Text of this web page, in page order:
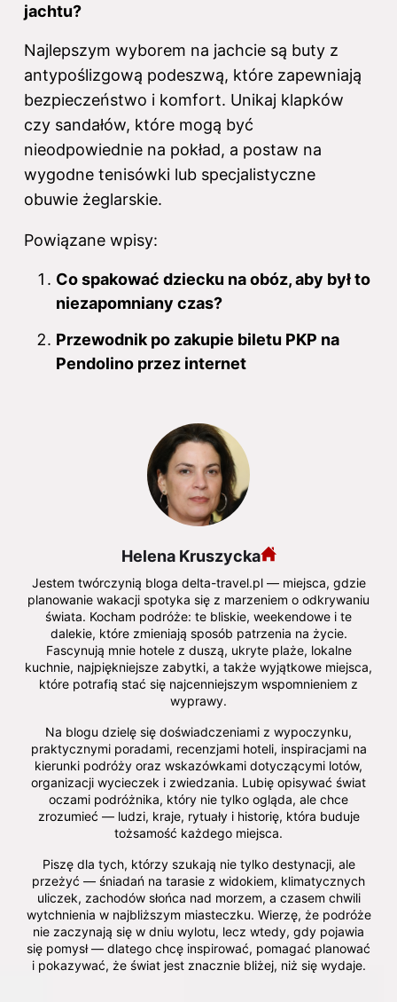
jachtu?
Najlepszym wyborem na jachcie są buty z
antypoślizgową podeszwą, które zapewniają
bezpieczeństwo i komfort. Unikaj klapków
czy sandałów, które mogą być
nieodpowiednie na pokład, a postaw na
wygodne tenisówki lub specjalistyczne
obuwie żeglarskie.
Powiązane wpisy:
Co spakować dziecku na obóz, aby był to
niezapomniany czas?
Przewodnik po zakupie biletu PKP na
Pendolino przez internet
Helena Kruszycka
Jestem twórczynią bloga delta-travel.pl — miejsca, gdzie
planowanie wakacji spotyka się z marzeniem o odkrywaniu
świata. Kocham podróże: te bliskie, weekendowe i te
dalekie, które zmieniają sposób patrzenia na życie.
Fascynują mnie hotele z duszą, ukryte plaże, lokalne
kuchnie, najpiękniejsze zabytki, a także wyjątkowe miejsca,
które potrafią stać się najcenniejszym wspomnieniem z
wyprawy.
Na blogu dzielę się doświadczeniami z wypoczynku,
praktycznymi poradami, recenzjami hoteli, inspiracjami na
kierunki podróży oraz wskazówkami dotyczącymi lotów,
organizacji wycieczek i zwiedzania. Lubię opisywać świat
oczami podróżnika, który nie tylko ogląda, ale chce
zrozumieć — ludzi, kraje, rytuały i historię, która buduje
tożsamość każdego miejsca.
Piszę dla tych, którzy szukają nie tylko destynacji, ale
przeżyć — śniadań na tarasie z widokiem, klimatycznych
uliczek, zachodów słońca nad morzem, a czasem chwili
wytchnienia w najbliższym miasteczku. Wierzę, że podróże
nie zaczynają się w dniu wylotu, lecz wtedy, gdy pojawia
się pomysł — dlatego chcę inspirować, pomagać planować
i pokazywać, że świat jest znacznie bliżej, niż się wydaje.